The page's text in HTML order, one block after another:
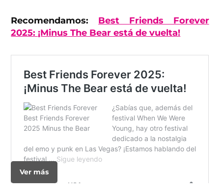
Recomendamos: Best Friends Forever
2025: ¡Minus The Bear está de vuelta!
Ver más